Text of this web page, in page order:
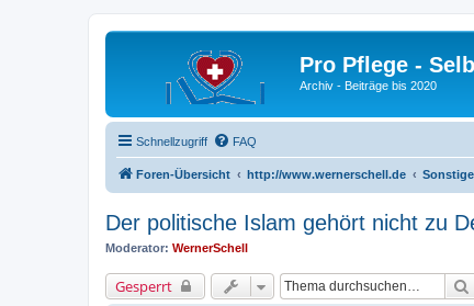
Pro Pflege -
Archiv - Beiträge bis 2020
Schnellzugriff FAQ
Foren-Übersicht http://www.wernerschell.de
Der politische Islam gehört nicht zu
Moderator: WernerSchell
Gesperrt